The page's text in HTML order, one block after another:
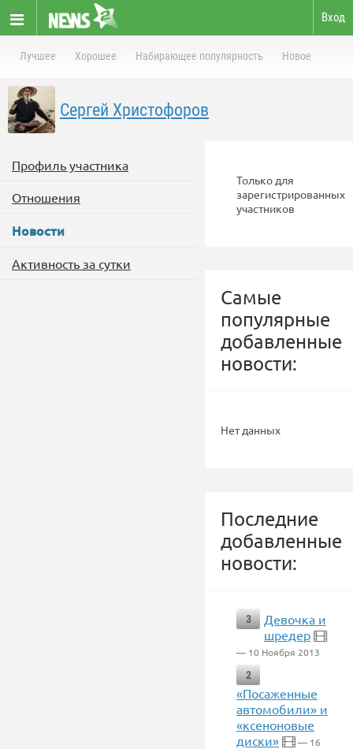
Вход
Лучшее Хорошее Набирающее популярность Новое
Сергей Христофоров
Профиль участника
Отношения
Новости
Активность за сутки
Только для
зарегистрированных
участников
Самые
популярные
добавленные
новости:
Нет данных
Последние
добавленные
новости:
3
Девочка и
шредер
— 10 Ноября 2013
2
«Посаженные
автомобили» и
«ксеноновые
диски»
— 16